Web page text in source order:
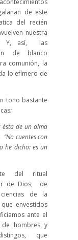
de este
del recién
nuestra
Y, así, las
de blanco
comunión, la
lo efímero de
tono bastante
:
ésta de un alma
cuentes con
he dicho: es un
del ritual
de Dios; de
de la
envestidos
ante el
hombres y
que